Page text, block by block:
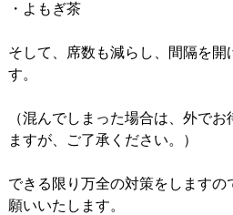
・よもぎ茶
そして、席数も減らし、間隔を開
す。
（混んでしまった場合は、外で
ますが、ご了承ください。）
できる限り万全の対策をしますの
願いいたします。